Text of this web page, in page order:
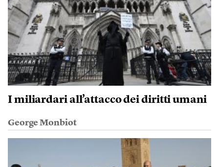
I miliardari all’attacco dei diritti umani
George Monbiot